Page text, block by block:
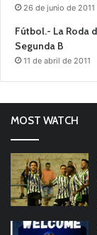
26 de junio de 2011
Fútbol.- La Roda
Segunda B
11 de abril de 2011
MOST WATCH